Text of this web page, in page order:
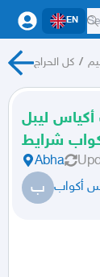
EN
كل الحراج /
ليبل
شرايط
Abha
ب أكواب